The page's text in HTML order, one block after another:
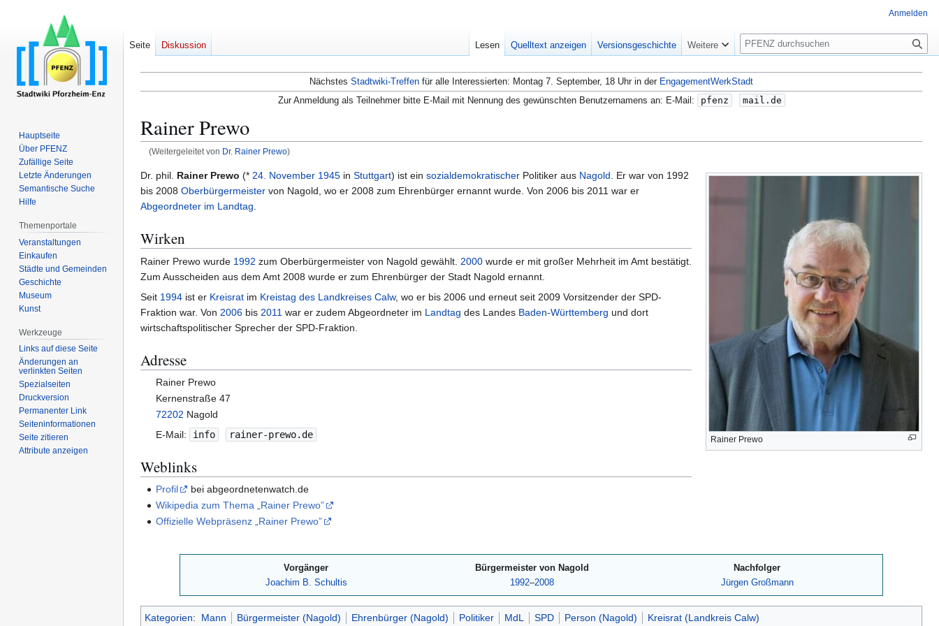
Nächstes Stadtwiki-Treffen für alle Interessierten: Montag 7. September, 18 Uhr in der EngagementWerkStadt
Zur Anmeldung als Teilnehmer bitte E-Mail mit Nennung des gewünschten Benutzernamens an: E-Mail:
pfenz mail.de
Rainer Prewo
(Weitergeleitet von Dr. Rainer Prewo)
Zur
Navigation
springen
Zur
Suche
springen
Rainer Prewo
Dr. phil. Rainer Prewo (* 24. November 1945 in Stuttgart) ist ein sozialdemokratischer Politiker aus Nagold. Er war von 1992
bis 2008 Oberbürgermeister von Nagold, wo er 2008 zum Ehrenbürger ernannt wurde. Von 2006 bis 2011 war er
Abgeordneter im Landtag.
Wirken
Rainer Prewo wurde 1992 zum Oberbürgermeister von Nagold gewählt. 2000 wurde er mit großer Mehrheit im Amt bestätigt.
Zum Ausscheiden aus dem Amt 2008 wurde er zum Ehrenbürger der Stadt Nagold ernannt.
Seit 1994 ist er Kreisrat im Kreistag des Landkreises Calw, wo er bis 2006 und erneut seit 2009 Vorsitzender der SPD-
Fraktion war. Von 2006 bis 2011 war er zudem Abgeordneter im Landtag des Landes Baden-Württemberg und dort
wirtschaftspolitischer Sprecher der SPD-Fraktion.
Adresse
Rainer Prewo
Kernenstraße 47
72202 Nagold
E-Mail:
info rainer-prewo.de
Weblinks
Profil
bei abgeordnetenwatch.de
Wikipedia zum Thema „Rainer Prewo”
Offizielle Webpräsenz „Rainer Prewo”
Vorgänger
Joachim B. Schultis
Bürgermeister von Nagold
1992–2008
Nachfolger
Jürgen Großmann
Kategorien: Mann Bürgermeister (Nagold) Ehrenbürger (Nagold) Politiker MdL SPD Person (Nagold) Kreisrat (Landkreis Calw)
Anmelden
Seite Diskussion Lesen Quelltext anzeigen Versionsgeschichte Weitere
S
u
c
h
e
Hauptseite
Über PFENZ
Zufällige Seite
Letzte Änderungen
Semantische Suche
Hilfe
Themenportale
Veranstaltungen
Einkaufen
Städte und Gemeinden
Geschichte
Museum
Kunst
Werkzeuge
Links auf diese Seite
Änderungen an
verlinkten Seiten
Spezialseiten
Druckversion
Permanenter Link
Seiten­­informationen
Seite zitieren
Attribute anzeigen